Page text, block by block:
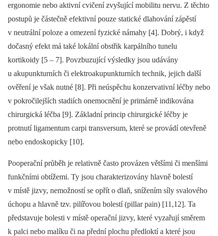
ergonomie nebo aktivní cvičení zvyšující mobilitu nervu. Z těchto
postupů je částečně efektivní pouze statické dlahování zápěstí
v neutrální poloze a omezení fyzické námahy [4]. Dobrý, i když
dočasný efekt má také lokální obstřik karpálního tunelu
kortikoidy [5 –⁠ 7]. Povzbuzující výsledky jsou udávány
u akupunkturních či elektroakupunkturních technik, jejich další
ověření je však nutné [8]. Při neúspěchu konzervativní léčby nebo
v pokročilejších stadiích onemocnění je primárně indikována
chirurgická léčba [9]. Základní princip chirurgické léčby je
protnutí ligamentum carpi transversum, které se provádí otevřeně
nebo endoskopicky [10].
Pooperační průběh je relativně často provázen většími či menšími
funkčními obtížemi. Ty jsou charakterizovány hlavně bolestí
v místě jizvy, nemožností se opřít o dlaň, snížením síly svalového
úchopu a hlavně tzv. pilířovou bolestí (pillar pain) [11,12]. Ta
představuje bolesti v místě operační jizvy, které vyzařují směrem
k palci nebo malíku či na přední plochu předloktí a které jsou